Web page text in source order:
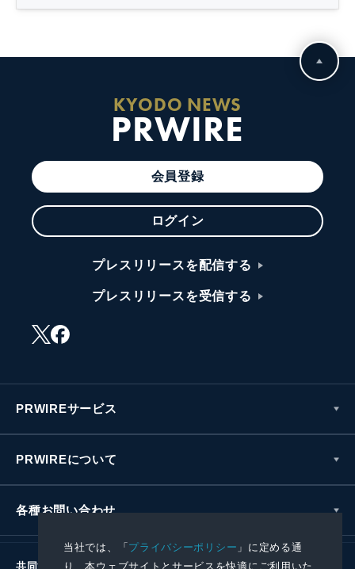
当社では、「プライバシーポリシー 」に定める通
り、本ウェブサイトとサービスを快適にご利用いた
KYODO NEWS
PRWIRE
会員登録
ログイン
プレスリリースを配信する
プレスリリースを受信する
PRWIREサービス
PRWIREについて
各種お問い合わせ
共同通信社グループ